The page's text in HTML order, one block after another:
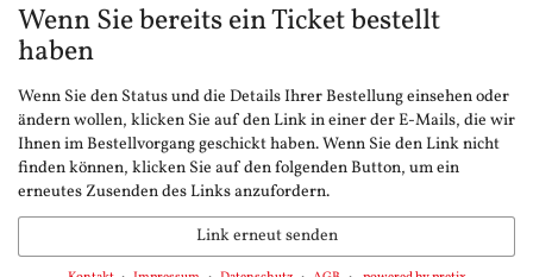
Wenn Sie bereits ein Ticket bestellt
haben
Wenn Sie den Status und die Details Ihrer Bestellung einsehen oder
ändern wollen, klicken Sie auf den Link in einer der E-Mails, die wir
Ihnen im Bestellvorgang geschickt haben. Wenn Sie den Link nicht
finden können, klicken Sie auf den folgenden Button, um ein
erneutes Zusenden des Links anzufordern.
Link erneut senden